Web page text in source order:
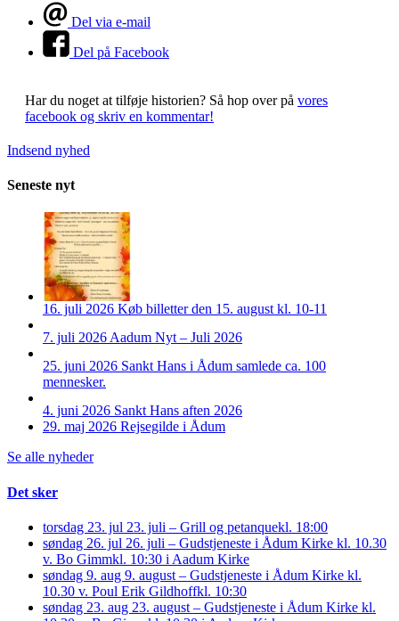
Del via e-mail
Del på Facebook
Har du noget at tilføje historien? Så hop over på vores
facebook og skriv en kommentar!
Indsend nyhed
Seneste nyt
16. juli 2026 Køb billetter den 15. august kl. 10-11
7. juli 2026 Aadum Nyt – Juli 2026
25. juni 2026 Sankt Hans i Ådum samlede ca. 100
mennesker.
4. juni 2026 Sankt Hans aften 2026
29. maj 2026 Rejsegilde i Ådum
Se alle nyheder
Det sker
torsdag 23. jul 23. juli – Grill og petanquekl. 18:00
søndag 26. jul 26. juli – Gudstjeneste i Ådum Kirke kl. 10.30
v. Bo Gimmkl. 10:30 i Aadum Kirke
søndag 9. aug 9. august – Gudstjeneste i Ådum Kirke kl.
10.30 v. Poul Erik Gildhoffkl. 10:30
søndag 23. aug 23. august – Gudstjeneste i Ådum Kirke kl.